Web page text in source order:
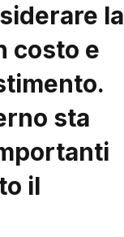
la
costo e
sta
il